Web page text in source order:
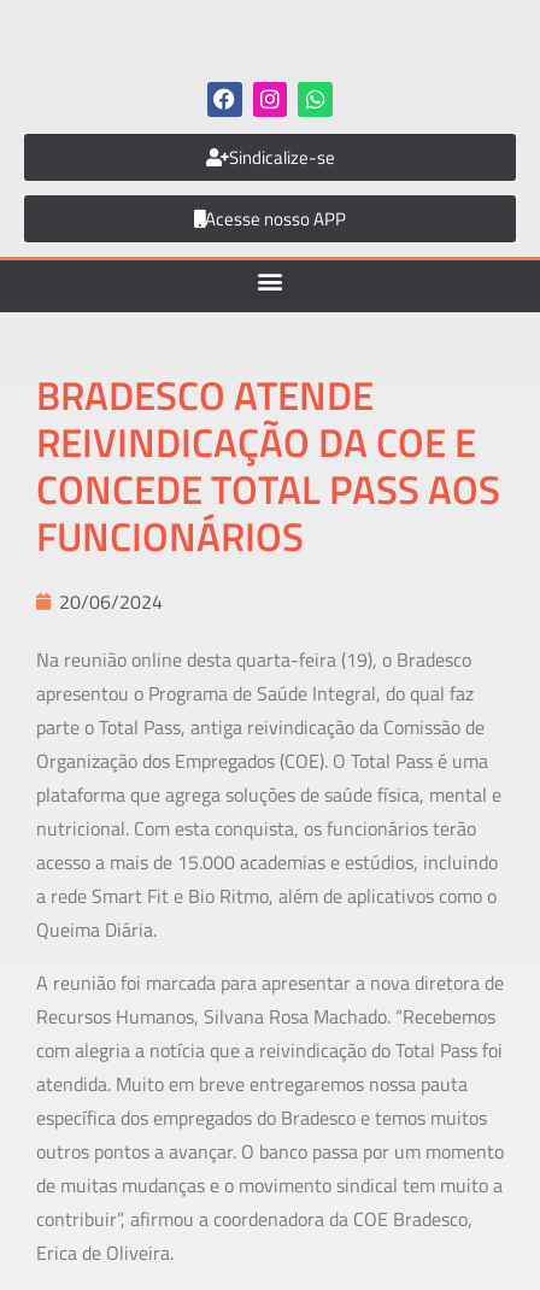
Sindicalize-se
Acesse nosso APP
BRADESCO ATENDE
REIVINDICAÇÃO DA COE E
CONCEDE TOTAL PASS AOS
FUNCIONÁRIOS
20/06/2024
Na reunião online desta quarta-feira (19), o Bradesco
apresentou o Programa de Saúde Integral, do qual faz
parte o Total Pass, antiga reivindicação da Comissão de
Organização dos Empregados (COE). O Total Pass é uma
plataforma que agrega soluções de saúde física, mental e
nutricional. Com esta conquista, os funcionários terão
acesso a mais de 15.000 academias e estúdios, incluindo
a rede Smart Fit e Bio Ritmo, além de aplicativos como o
Queima Diária.
A reunião foi marcada para apresentar a nova diretora de
Recursos Humanos, Silvana Rosa Machado. “Recebemos
com alegria a notícia que a reivindicação do Total Pass foi
atendida. Muito em breve entregaremos nossa pauta
específica dos empregados do Bradesco e temos muitos
outros pontos a avançar. O banco passa por um momento
de muitas mudanças e o movimento sindical tem muito a
contribuir”, afirmou a coordenadora da COE Bradesco,
Erica de Oliveira.